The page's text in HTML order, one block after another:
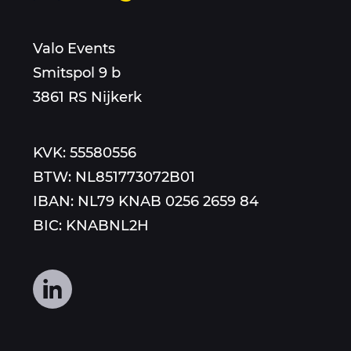
mail
aan
Valo Events
Smitspol 9 b
3861 RS Nijkerk
KVK: 55580556
BTW: NL851773072B01
IBAN: NL79 KNAB 0256 2659 84
BIC: KNABNL2H
Volg
ons